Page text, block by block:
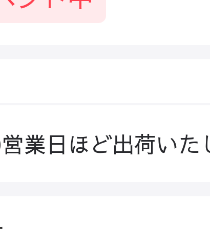
業日ほど出荷いた